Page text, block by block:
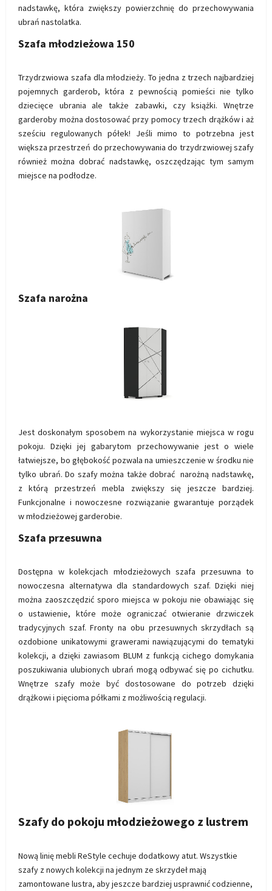
nadstawkę, która zwiększy powierzchnię do przechowywania
ubrań nastolatka.
Szafa młodzieżowa 150
Trzydrzwiowa szafa dla młodzieży. To jedna z trzech najbardziej
pojemnych garderob, która z pewnością pomieści nie tylko
dziecięce ubrania ale także zabawki, czy książki. Wnętrze
garderoby można dostosować przy pomocy trzech drążków i aż
sześciu regulowanych półek! Jeśli mimo to potrzebna jest
większa przestrzeń do przechowywania do trzydrzwiowej szafy
również można dobrać nadstawkę, oszczędzając tym samym
miejsce na podłodze.
Szafa narożna
Jest doskonałym sposobem na wykorzystanie miejsca w rogu
pokoju. Dzięki jej gabarytom przechowywanie jest o wiele
łatwiejsze, bo głębokość pozwala na umieszczenie w środku nie
tylko ubrań. Do szafy można także dobrać narożną nadstawkę,
z którą przestrzeń mebla zwiększy się jeszcze bardziej.
Funkcjonalne i nowoczesne rozwiązanie gwarantuje porządek
w młodzieżowej garderobie.
Szafa przesuwna
Dostępna w kolekcjach młodzieżowych szafa przesuwna to
nowoczesna alternatywa dla standardowych szaf. Dzięki niej
można zaoszczędzić sporo miejsca w pokoju nie obawiając się
o ustawienie, które może ograniczać otwieranie drzwiczek
tradycyjnych szaf. Fronty na obu przesuwnych skrzydłach są
ozdobione unikatowymi grawerami nawiązującymi do tematyki
kolekcji, a dzięki zawiasom BLUM z funkcją cichego domykania
poszukiwania ulubionych ubrań mogą odbywać się po cichutku.
Wnętrze szafy może być dostosowane do potrzeb dzięki
drążkowi i pięcioma półkami z możliwością regulacji.
Szafy do pokoju młodzieżowego z lustrem
Nową linię mebli ReStyle cechuje dodatkowy atut. Wszystkie
szafy z nowych kolekcji na jednym ze skrzydeł mają
zamontowane lustra, aby jeszcze bardziej usprawnić codzienne,